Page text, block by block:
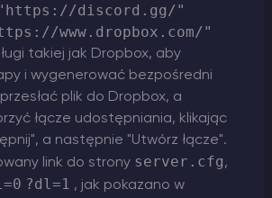
discord.gg/"
takiej jak Dropbox, aby
i wygenerować bezpośredni
plik do Dropbox, a
łącze udostępniania, klikając
a następnie "Utwórz łącze".
link do strony server.cfg,
?dl=1 , jak pokazano w